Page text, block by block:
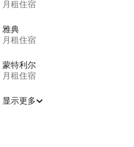
月租住宿
雅典
月租住宿
蒙特利尔
月租住宿
显示更多